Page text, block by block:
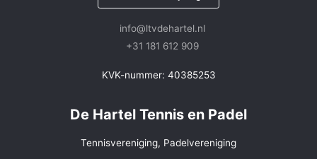
info@ltvdehartel.nl
+31 181 612 909
KVK-nummer: 40385253
De Hartel Tennis en Padel
Tennisvereniging, Padelvereniging